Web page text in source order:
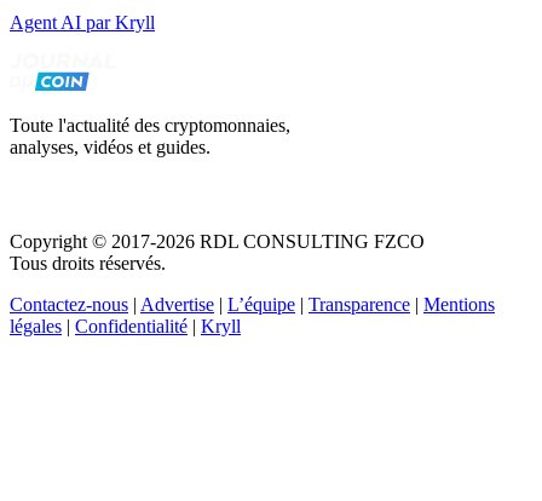
Agent AI par Kryll
Toute l'actualité des cryptomonnaies,
analyses, vidéos et guides.
Copyright © 2017-2026 RDL CONSULTING FZCO
Tous droits réservés.
Contactez-nous | Advertise | L’équipe | Transparence | Mentions
légales | Confidentialité | Kryll